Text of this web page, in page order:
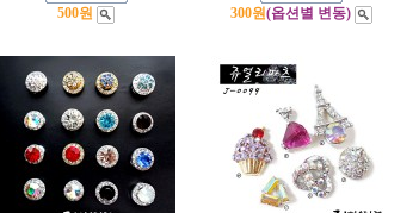
500원 300원(옵션별 변동)